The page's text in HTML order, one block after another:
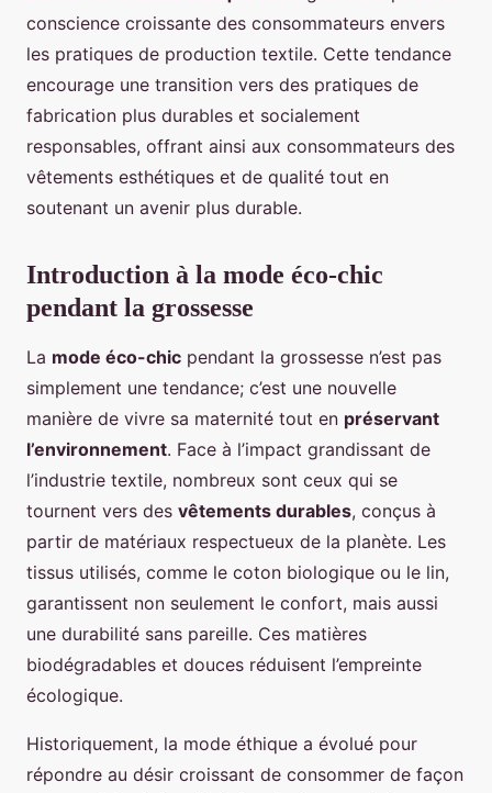
conscience croissante des consommateurs envers
les pratiques de production textile. Cette tendance
encourage une transition vers des pratiques de
fabrication plus durables et socialement
responsables, offrant ainsi aux consommateurs des
vêtements esthétiques et de qualité tout en
soutenant un avenir plus durable.
Introduction à la mode éco-chic
pendant la grossesse
La mode éco-chic pendant la grossesse n’est pas
simplement une tendance; c’est une nouvelle
manière de vivre sa maternité tout en préservant
l’environnement. Face à l’impact grandissant de
l’industrie textile, nombreux sont ceux qui se
tournent vers des vêtements durables, conçus à
partir de matériaux respectueux de la planète. Les
tissus utilisés, comme le coton biologique ou le lin,
garantissent non seulement le confort, mais aussi
une durabilité sans pareille. Ces matières
biodégradables et douces réduisent l’empreinte
écologique.
Historiquement, la mode éthique a évolué pour
répondre au désir croissant de consommer de façon